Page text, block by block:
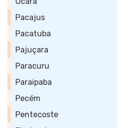
Pacajus
Pacatuba
Pajuçara
Paracuru
Paraipaba
Pecém
Pentecoste